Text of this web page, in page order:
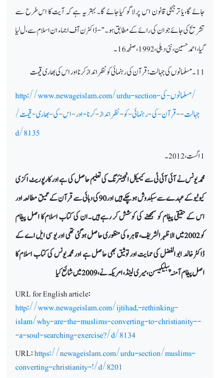
جائے گا، یا ترجیحی قانون اس پر لاگو کیا جائے گا۔ بہتر یہ ہے کہ آیت کا اس طرح سے
تشریح کی جائے جو ان کی رائے کے مطابق ہو۔" - ڈاکٹرن آف اجماء ان اسلام سے ، ل لیا
گیا، احمد حسین، نئی دہلی، 1992، صفحہ16۔
11۔ مسلمانوں کی جہالت: قرآن کی رہنمائی کو نظرانداز کرنا اور اس کی بھاری قیمت
http://www.newageislam.com/urdu-section/مسلمانوں-کی-
جہالت--قرآن-کی-رہنمائی-کو-نظرانداز-کرنا-اور-اس-کی-بھاری-قیمت/
d/8135
1اگست ، 2012۔
محمد یونس نے آئی آئی ٹی سے کیمیکل انجینئرنگ کی تعلیم حاصل کی ہے اور کارپوریٹ اکزی
کیوٹیو کے عہدے سے سبکدوش ہو چکے ہیں اور90کی دہائی سے قرآن کے عمیق مطالعہ اور
اس کے حقیقی پیغام کو سمجھنے کی کوشش کر رہے ہیں۔ان کی کتاب اسلام کا اصل پیغام
کو 2002میں الاظہر الشریف،قاہرہ کی منظوری حاصل ہو گئی تھی اور یو سی ایل اے کے
ڈاکٹر خالد ابو الفضل کی حمایت اور توثیق بھی حاصل ہے اور محمد یونس کی کتاب اسلام کا
اصل پیغام آمنہ پبلیکیسن،میری لینڈ ،امریکہ نے،2009میں شائع کیا
URL for English article:
http://www.newageislam.com/ijtihad,-rethinking-
islam/why-are-the-muslims-converting-to-christianity--
-a-soul-searching-exercise?/d/8134
URL:https://newageislam.com/urdu-section/muslims-
converting-christianity-!/d/8201